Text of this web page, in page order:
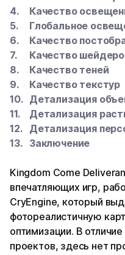
Качество
Глобальное
Качество
Качество
Качество теней
Качество текстур
Детализация
Детализация
Детализация
Заключение
Kingdom Come
впечатляющих игр,
CryEngine, который
фотореалистичную
оптимизации. В
проектов, здесь нет